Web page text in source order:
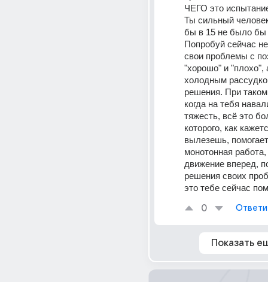
ЧЕГО это
Ты сильный
бы в 15 не было бы
Попробуй сейчас
свои проблемы с
"хорошо" и "плохо",
холодным
решения. При
когда на тебя
тяжесть, всё это
которого, как
вылезешь,
монотонная
движение вперед,
решения своих
это тебе сейчас
0
Показать